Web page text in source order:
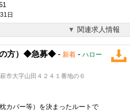
日
関連求人情報
の方）◆急募◆ - 新着 - ハロー
市大字山田４２４１番地の６
カバー等）を決まったルートで